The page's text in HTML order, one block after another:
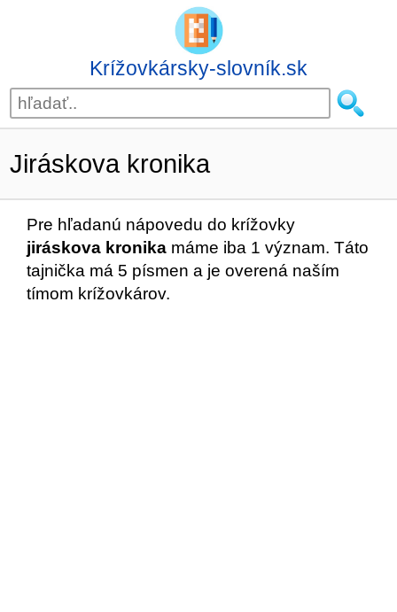
Krížovkársky-slovník.sk
Jiráskova kronika
Pre hľadanú nápovedu do krížovky
jiráskova kronika máme iba 1 význam. Táto
tajnička má 5 písmen a je overená naším
tímom krížovkárov.